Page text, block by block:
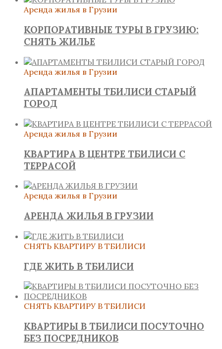
Аренда жилья в Грузии
КОРПОРАТИВНЫЕ ТУРЫ В ГРУЗИЮ:
СНЯТЬ ЖИЛЬЕ
Аренда жилья в Грузии
АПАРТАМЕНТЫ ТБИЛИСИ СТАРЫЙ
ГОРОД
Аренда жилья в Грузии
КВАРТИРА В ЦЕНТРЕ ТБИЛИСИ С
ТЕРРАСОЙ
Аренда жилья в Грузии
АРЕНДА ЖИЛЬЯ В ГРУЗИИ
СНЯТЬ КВАРТИРУ В ТБИЛИСИ
ГДЕ ЖИТЬ В ТБИЛИСИ
СНЯТЬ КВАРТИРУ В ТБИЛИСИ
КВАРТИРЫ В ТБИЛИСИ ПОСУТОЧНО
БЕЗ ПОСРЕДНИКОВ